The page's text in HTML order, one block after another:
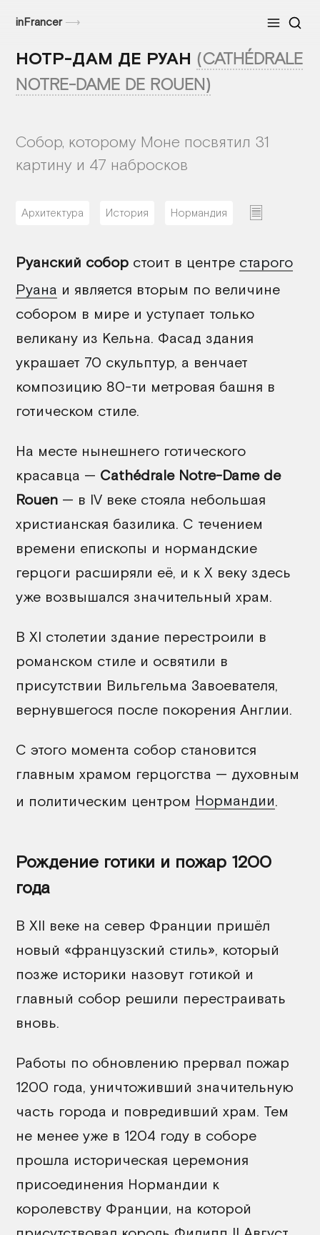
inFrancer⟶ Меню
НОТР-ДАМ ДЕ РУАН (CATHÉDRALE
NOTRE-DAME DE ROUEN)
Собор, которому Моне посвятил 31
картину и 47 набросков
Архитектура История Нормандия
Руанский собор стоит в центре старого
Руана и является вторым по величине
собором в мире и уступает только
великану из Кельна. Фасад здания
украшает 70 скульптур, а венчает
композицию 80-ти метровая башня в
готическом стиле.
На месте нынешнего готического
красавца — Cathédrale Notre-Dame de
Rouen — в IV веке стояла небольшая
христианская базилика. С течением
времени епископы и нормандские
герцоги расширяли её, и к X веку здесь
уже возвышался значительный храм.
В XI столетии здание перестроили в
романском стиле и освятили в
присутствии Вильгельма Завоевателя,
вернувшегося после покорения Англии.
С этого момента собор становится
главным храмом герцогства — духовным
и политическим центром Нормандии
Рождение готики и пожар 1200
года
В XII веке на север Франции пришёл
новый «французский стиль», который
позже историки назовут готикой и
главный собор решили перестраивать
вновь.
Работы по обновлению прервал пожар
1200 года, уничтоживший значительную
часть города и повредивший храм. Тем
не менее уже в 1204 году в соборе
прошла историческая церемония
присоединения Нормандии к
королевству Франции, на которой